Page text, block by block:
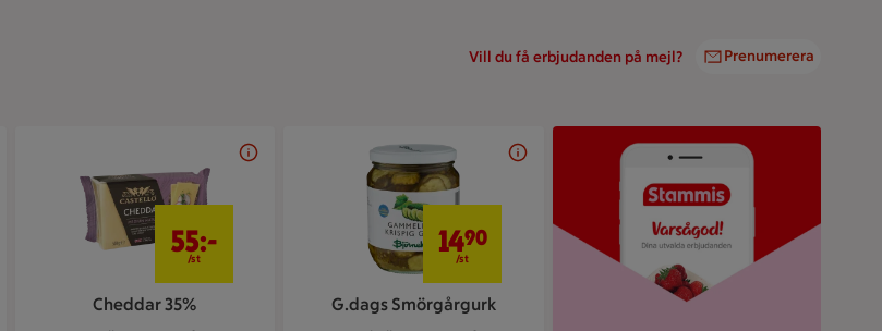
Vill du få erbjudanden på mejl? Prenumerera
Cheddar 35%
55:-
/st
G.dags Smörgårgurk
1490
/st
Bild på en mobiltelefon